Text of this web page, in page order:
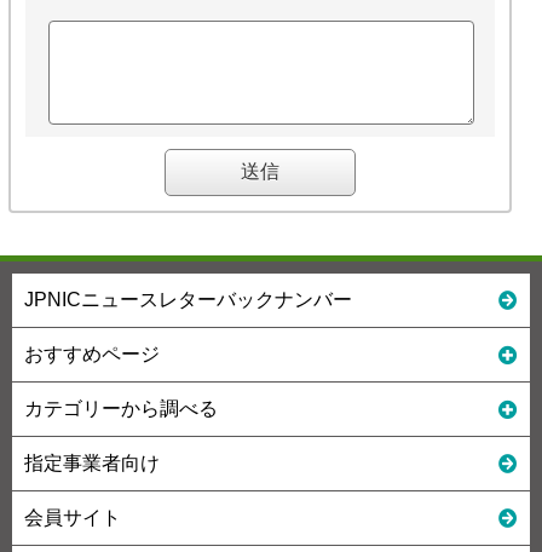
JPNICニュースレターバックナンバー
おすすめページ
カテゴリーから調べる
指定事業者向け
会員サイト